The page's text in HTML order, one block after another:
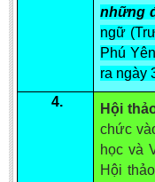
Vietnamese Folk Culture
Literary Theory & Criticism
Vietnamese Literature
Foreign Literatures &
Theater and Film
Culture - History -
những
ngữ
Phú
ra ngày
4.
Hội
chức
học và
Hội